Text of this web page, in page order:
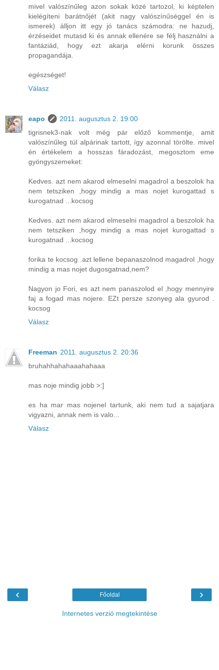
mivel valószínűleg azon sokak közé tartozol, ki képtelen
kielégíteni barátnőjét (akit nagy valószínűséggel én is
ismerek) álljon itt egy jó tanács számodra: ne hazudj,
érzéseidet mutasd ki és annak ellenére se félj használni a
fantáziád, hogy ezt akarja elérni korunk összes
propagandája.
egészséget!
Válasz
eapo
2011. augusztus 2. 19:00
tigrisnek3-nak volt még pár előző kommentje, amit
valószínűleg túl alpárinak tartott, így azonnal törölte. mivel
én értékelem a hosszas fáradozást, megosztom eme
gyöngyszemeket:
Kedves. azt nem akarod elmeselni magadrol a beszolok ha
nem tetsziken ,hogy mindig a mas nojet kurogattad s
kurogatnad ...kocsog
Kedves. azt nem akarod elmeselni magadrol a beszolok ha
nem tetsziken ,hogy mindig a mas nojet kurogattad s
kurogatnad ...kocsog
forika te kocsog .azt lellene bepanaszolnod magadrol ,hogy
mindig a mas nojet dugosgatnad,nem?
Nagyon jo Fori, es azt nem panaszolod el ,hogy mennyire
faj a fogad mas nojere. EZt persze szonyeg ala gyurod .
kocsog
Válasz
Freeman 2011. augusztus 2. 20:36
bruhahhahahaaahahaaa
mas noje mindig jobb >:]
es ha mar mas nojenel tartunk, aki nem tud a sajatjara
vigyazni, annak nem is valo...
Válasz
‹ ›
Főoldal
Internetes verzió megtekintése